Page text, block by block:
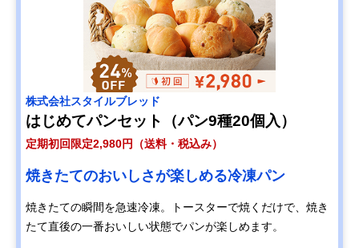
株式会社スタイルブレッド
はじめてパンセット（パン9種20個入）
定期初回限定2,980円（送料・税込み）
焼きたてのおいしさが楽しめる冷凍パン
焼きたての瞬間を急速冷凍。トースターで焼くだけで、焼き
たて直後の一番おいしい状態でパンが楽しめます。